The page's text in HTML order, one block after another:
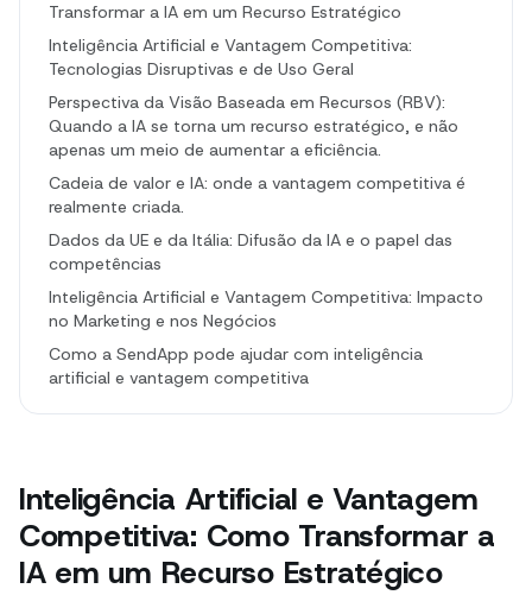
Transformar a IA em um Recurso Estratégico
Inteligência Artificial e Vantagem Competitiva:
Tecnologias Disruptivas e de Uso Geral
Perspectiva da Visão Baseada em Recursos (RBV):
Quando a IA se torna um recurso estratégico, e não
apenas um meio de aumentar a eficiência.
Cadeia de valor e IA: onde a vantagem competitiva é
realmente criada.
Dados da UE e da Itália: Difusão da IA e o papel das
competências
Inteligência Artificial e Vantagem Competitiva: Impacto
no Marketing e nos Negócios
Como a SendApp pode ajudar com inteligência
artificial e vantagem competitiva
Inteligência Artificial e Vantagem
Competitiva: Como Transformar a
IA em um Recurso Estratégico